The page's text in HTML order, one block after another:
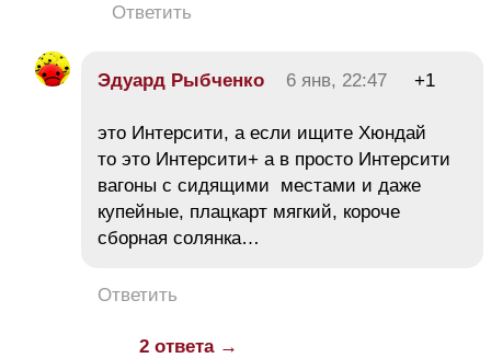
Ответить
Эдуард Рыбченко 6 янв, 22:47 +1
это Интерсити, а если ищите Хюндай
то это Интерсити+ а в просто Интерсити
вагоны с сидящими местами и даже
купейные, плацкарт мягкий, короче
сборная солянка…
Ответить
2 ответа →